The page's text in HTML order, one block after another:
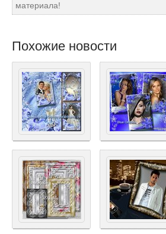
материала!
Похожие новости